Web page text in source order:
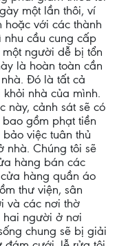
một lần thôi, ví
với các thành
nhu cầu cung cấp
người dễ bị tổn
là hoàn toàn cần
Đó là tất cả
nhà của mình.
này, cảnh sát sẽ có
gồm phạt tiền
việc tuân thủ
nhà. Chúng tôi sẽ
hàng bán các
hàng quần áo
thư viện, sân
và các nơi thờ
hai người ở nơi
chung sẽ bị giải